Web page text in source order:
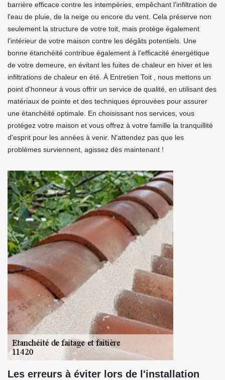
barrière efficace contre les intempéries, empêchant l'infiltration de
l'eau de pluie, de la neige ou encore du vent. Cela préserve non
seulement la structure de votre toit, mais protège également
l'intérieur de votre maison contre les dégâts potentiels. Une
bonne étanchéité contribue également à l'efficacité énergétique
de votre demeure, en évitant les fuites de chaleur en hiver et les
infiltrations de chaleur en été. À Entretien Toit , nous mettons un
point d'honneur à vous offrir un service de qualité, en utilisant des
matériaux de pointe et des techniques éprouvées pour assurer
une étanchéité optimale. En choisissant nos services, vous
protégez votre maison et vous offrez à votre famille la tranquillité
d'esprit pour les années à venir. N'attendez pas que les
problèmes surviennent, agissez dès maintenant !
Les erreurs à éviter lors de l'installation